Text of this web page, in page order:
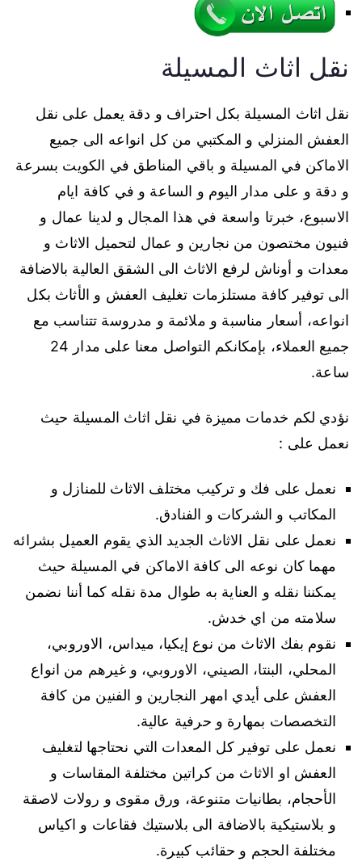
نقل اثاث المسيلة
نقل اثاث المسيلة بكل احتراف و دقة يعمل على نقل
العفش المنزلي و المكتبي من كل انواعه الى جميع
الاماكن في المسيلة و باقي المناطق في الكويت بسرعة
و دقة و على مدار اليوم و الساعة و في كافة ايام
الاسبوع، خبرتا واسعة في هذا المجال و لدينا عمال و
فنيون مختصون من نجارين و عمال لتحميل الاثاث و
معدات و أوناش لرفع الاثاث الى الشقق العالية بالاضافة
الى توفير كافة مستلزمات تغليف العفش و الأثاث بكل
انواعه، أسعار مناسبة و ملائمة و مدروسة تتناسب مع
جميع العملاء، بإمكانكم التواصل معنا على مدار 24
ساعة.
نؤدي لكم خدمات مميزة في نقل اثاث المسيلة حيث
نعمل على :
نعمل على فك و تركيب مختلف الاثاث للمنازل و
المكاتب و الشركات و الفنادق.
نعمل على نقل الاثاث الجديد الذي يقوم العميل بشرائه
مهما كان نوعه الى كافة الاماكن في المسيلة حيث
يمكننا نقله و العناية به طوال مدة نقله كما أننا نضمن
سلامته من اي خدش.
نقوم بفك الاثاث من نوع إيكيا، ميداس، الاوروبي،
المحلي، البنتا، الصيني، الاوروبي، و غيرهم من انواع
العفش على أيدي امهر النجارين و الفنين من كافة
التخصصات بمهارة و حرفية عالية.
نعمل على توفير كل المعدات التي نحتاجها لتغليف
العفش او الاثاث من كراتين مختلفة المقاسات و
الأحجام، بطانيات متنوعة، ورق مقوى و رولات لاصقة
و بلاستيكية بالاضافة الى بلاستيك فقاعات و اكياس
مختلفة الحجم و حقائب كبيرة.